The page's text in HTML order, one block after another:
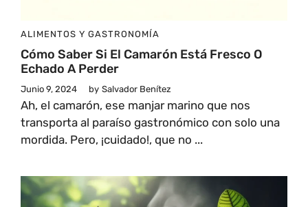
ALIMENTOS Y GASTRONOMÍA
Cómo Saber Si El Camarón Está Fresco O
Echado A Perder
Junio 9, 2024 by Salvador Benítez
Ah, el camarón, ese manjar marino que nos
transporta al paraíso gastronómico con solo una
mordida. Pero, ¡cuidado!, que no ...